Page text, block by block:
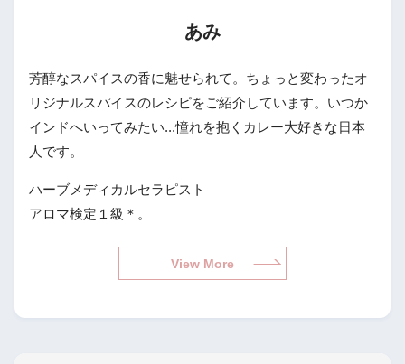
あみ
芳醇なスパイスの香に魅せられて。ちょっと変わったオ
リジナルスパイスのレシピをご紹介しています。いつか
インドへいってみたい...憧れを抱くカレー大好きな日本
人です。
ハーブメディカルセラピスト
アロマ検定１級＊。
View More